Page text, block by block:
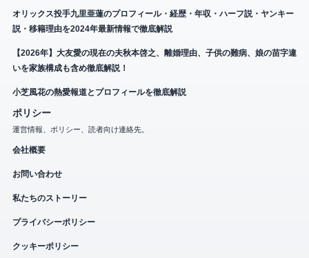
オリックス投手九里亜蓮のプロフィール・経歴・年収・ハーフ説・ヤンキー
説・移籍理由を2024年最新情報で徹底解説
【2026年】大友愛の現在の夫秋本啓之、離婚理由、子供の難病、娘の苗字違
いを家族構成も含め徹底解説！
小芝風花の熱愛報道とプロフィールを徹底解説
ポリシー
運営情報、ポリシー、読者向け連絡先。
会社概要
お問い合わせ
私たちのストーリー
プライバシーポリシー
クッキーポリシー